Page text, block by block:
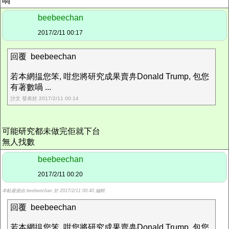
beebeechan
2017/2/11 00:17
回覆 beebeechan
若本網揾您笨, 咁您將研究成果賣畁Donald Trump, 包您
有著數喎 ...
沙文 發表於 2017/2/11 00:14
可能研究都未做完佢就下台
無人找數
beebeechan
2017/2/11 00:20
本帖最後由 beebeechan 於 2017/2/11 00:40 編輯
回覆 beebeechan
若本網揾您笨, 咁您將研究成果賣畁Donald Trump, 包您